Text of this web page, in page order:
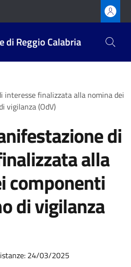
di Reggio Calabria
interesse finalizzata alla nomina dei
vigilanza (OdV)
di
alla
componenti
di vigilanza
notizia
24/03/2025